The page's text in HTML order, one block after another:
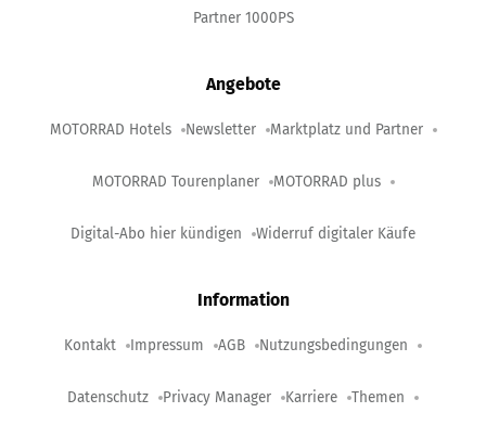
Partner 1000PS
Angebote
MOTORRAD Hotels Newsletter Marktplatz und Partner
MOTORRAD Tourenplaner MOTORRAD plus
Digital-Abo hier kündigen Widerruf digitaler Käufe
Information
Kontakt Impressum AGB Nutzungsbedingungen
Datenschutz Privacy Manager Karriere Themen